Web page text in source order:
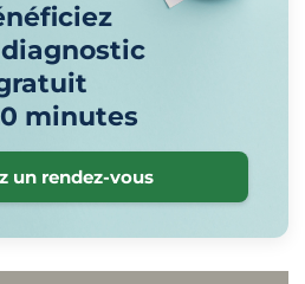
minutes
un rendez-vous